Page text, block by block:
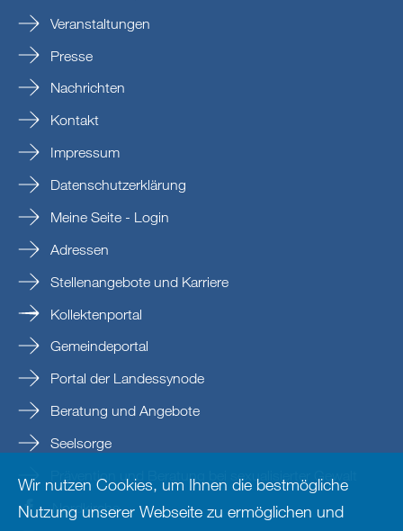
Veranstaltungen
Presse
Nachrichten
Kontakt
Impressum
Datenschutzerklärung
Meine Seite - Login
Adressen
Stellenangebote und Karriere
Kollektenportal
Gemeindeportal
Portal der Landessynode
Beratung und Angebote
Seelsorge
Prävention und Beratung bei sexualisierter Gewalt
Nordkirche
Wir nutzen Cookies, um Ihnen die bestmögliche
Nutzung unserer Webseite zu ermöglichen und